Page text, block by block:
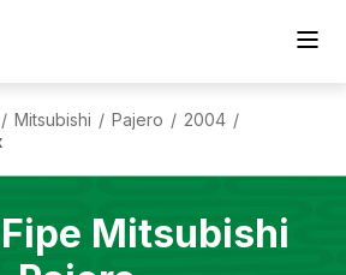
/ Mitsubishi / Pajero / 2004 /
Mitsubishi